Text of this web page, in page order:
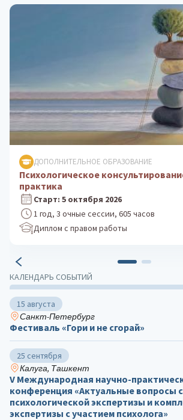
КАЛЕНДАРЬ СОБЫТИЙ
15 августа
Санкт-Петербург
Фестиваль «Гори и не сгорай»
25 сентября
Калуга, Ташкент
V Международная научно-
конференция «Актуальные вопросы
психологической экспертизы и
экспертизы с участием психолога»
ДОПОЛНИТЕЛЬНОЕ ОБРАЗОВАНИЕ
Клиническая психология: практика
психологического
Старт: 24 августа 2026
1 год, 3 очные сессии, 605 часов
Диплом с правом работы